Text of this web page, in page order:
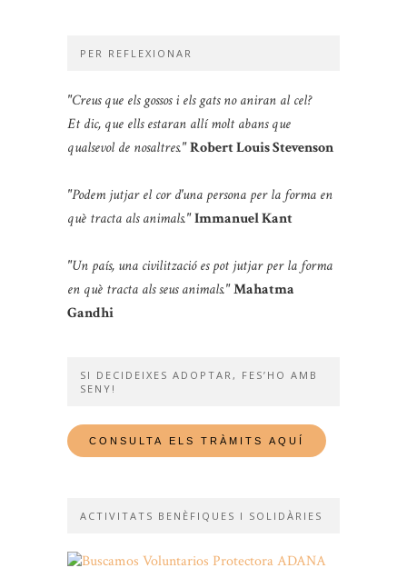
PER REFLEXIONAR
"Creus que els gossos i els gats no aniran al cel?
Et dic, que ells estaran allí molt abans que
qualsevol de nosaltres."Robert Louis Stevenson
"Podem jutjar el cor d'una persona per la forma en
què tracta als animals."Immanuel Kant
"Un país, una civilització es pot jutjar per la forma
en què tracta als seus animals."Mahatma
Gandhi
SI DECIDEIXES ADOPTAR, FES’HO AMB
SENY!
ACTIVITATS BENÈFIQUES I SOLIDÀRIES